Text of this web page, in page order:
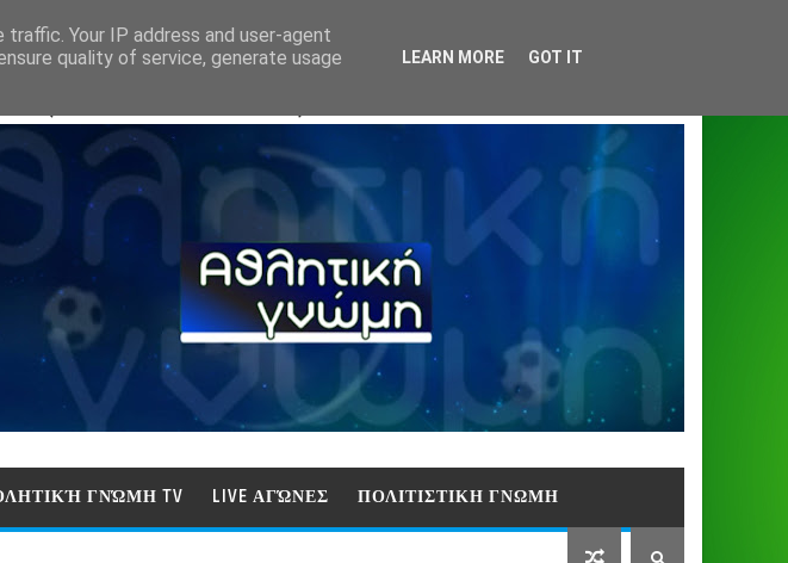
ΓΝΏΜΗ TV LIVE ΑΓΏΝΕΣ ΠΟΛΙΤΙΣΤΙΚΗ ΓΝΩΜΗ
Your IP address and user-agent
quality of service, generate usage
LEARN MORE GOT IT